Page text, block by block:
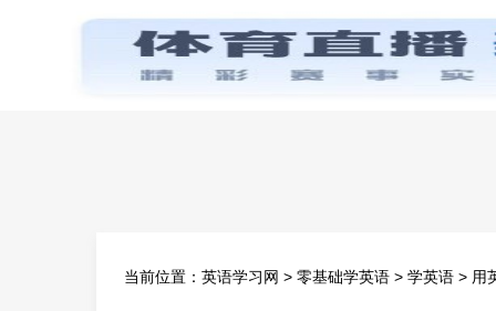
首页
当前位置： 英语学习网 > 零基础学英语 > 学英语 > 用